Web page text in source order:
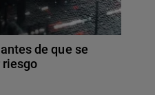
de que se
riesgo